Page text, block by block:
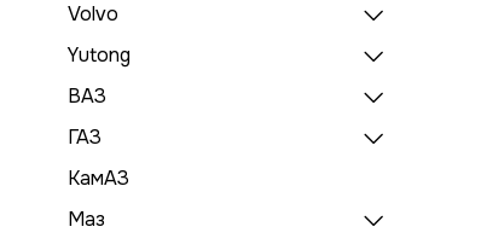
Volvo
Yutong
ВАЗ
ГАЗ
КамАЗ
Маз